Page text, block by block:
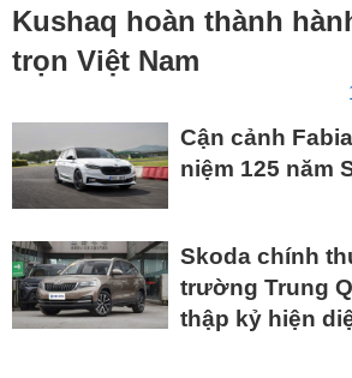
Kushaq hoàn thành
trọn Việt Nam
Cận cảnh
niệm 125 năm
Skoda chính
trường Trung
thập kỷ hiện